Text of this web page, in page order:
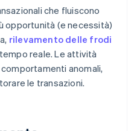
che fluiscono
opportunità (e necessità)
rilevamento delle frodi
reale. Le attività
anomali,
le transazioni.